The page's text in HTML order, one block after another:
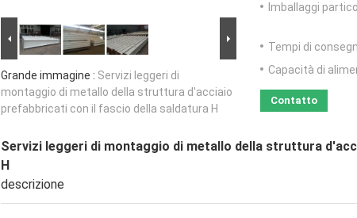
Grande immagine : Servizi leggeri di
montaggio di metallo della struttura d'acciaio
prefabbricati con il fascio della saldatura H
Imballaggi
Tempi di
Capacità di
Contatto
Servizi leggeri di montaggio di metallo della struttura
H
descrizione